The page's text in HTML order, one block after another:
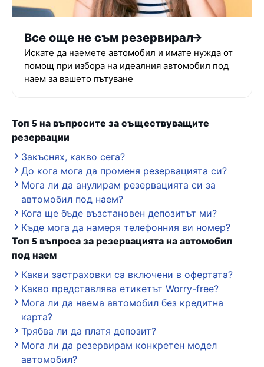
Все още не съм резервирал
Искате да наемете автомобил и имате нужда от
помощ при избора на идеалния автомобил под
наем за вашето пътуване
Топ 5 на въпросите за съществуващите
резервации
Закъснях, какво сега?
До кога мога да променя резервацията си?
Мога ли да анулирам резервацията си за
автомобил под наем?
Кога ще бъде възстановен депозитът ми?
Къде мога да намеря телефонния ви номер?
Топ 5 въпроса за резервацията на автомобил
под наем
Какви застраховки са включени в офертата?
Какво представлява етикетът Worry-free?
Мога ли да наема автомобил без кредитна
карта?
Трябва ли да платя депозит?
Мога ли да резервирам конкретен модел
автомобил?